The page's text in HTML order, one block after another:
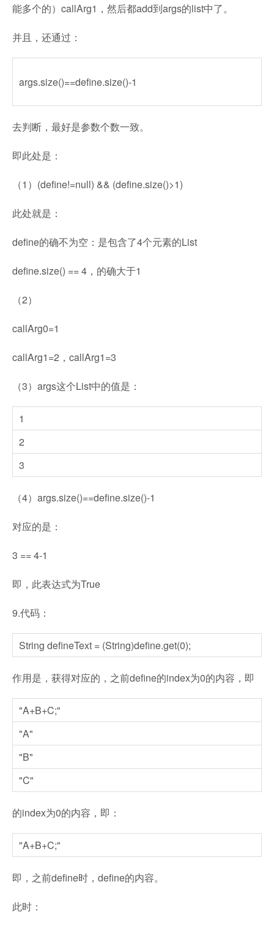
能多个的）callArg1，然后都add到args的list中了。
并且，还通过：
args.size()==define.size()-1
去判断，最好是参数个数一致。
即此处是：
（1）(define!=null) && (define.size()>1)
此处就是：
define的确不为空：是包含了4个元素的List
define.size() == 4，的确大于1
（2）
callArg0=1
callArg1=2，callArg1=3
（3）args这个List中的值是：
1
2
3
（4）args.size()==define.size()-1
对应的是：
3 == 4-1
即，此表达式为True
9.代码：
String defineText = (String)define.get(0);
作用是，获得对应的，之前define的index为0的内容，即
"A+B+C;"
"A"
"B"
"C"
的index为0的内容，即：
"A+B+C;"
即，之前define时，define的内容。
此时：